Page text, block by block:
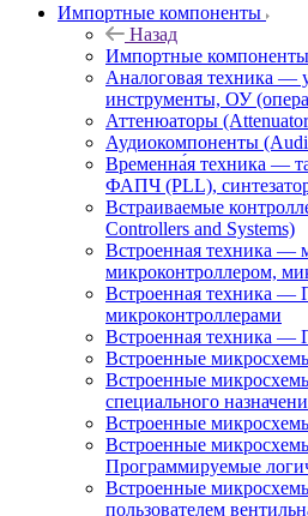
Импортные компоненты
Назад
Импортные компоненты
Аналоговая техника —
инструменты, ОУ
Аттенюаторы
Аудиокомпоненты
Временна́я техника —
ФАПЧ (PLL),
Встраиваемые
Controllers and Systems)
Встроенная техника —
микроконтроллером,
Встроенная техника
микроконтроллерами
Встроенная техника
Встроенные
Встроенные
специального
Встроенные
Встроенные
Программируемые
Встроенные
пользователем